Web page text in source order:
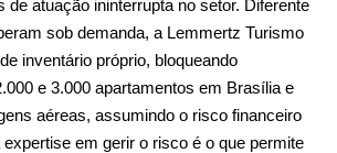
de atuação ininterrupta no setor. Diferente
sob demanda, a Lemmertz Turismo
inventário próprio, bloqueando
e 3.000 apartamentos em Brasília e
aéreas, assumindo o risco financeiro
em gerir o risco é o que permite